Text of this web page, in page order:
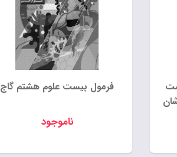
فرمول بیست علوم هشتم گاج
ناموجود